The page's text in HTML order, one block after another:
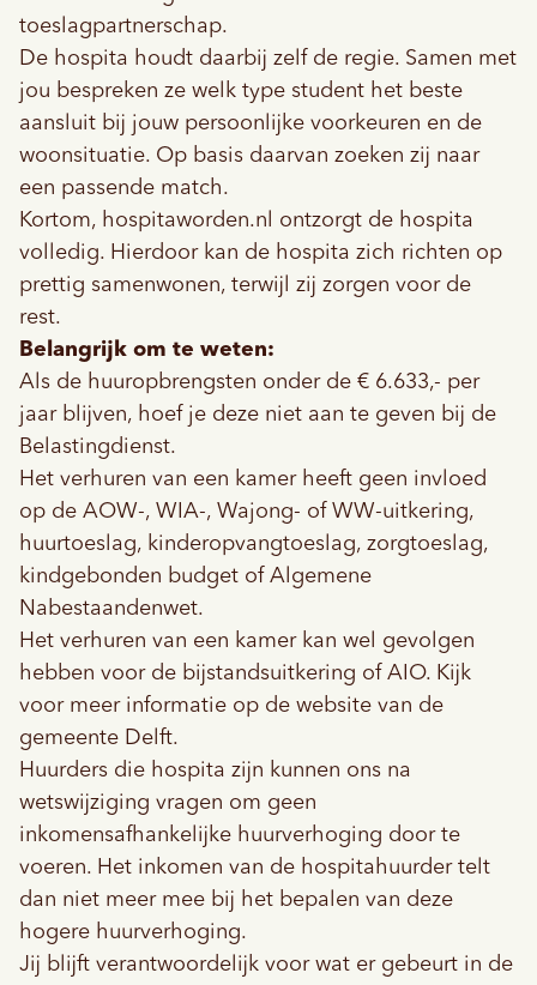
toeslagpartnerschap.
De hospita houdt daarbij zelf de regie. Samen met
jou bespreken ze welk type student het beste
aansluit bij jouw persoonlijke voorkeuren en de
woonsituatie. Op basis daarvan zoeken zij naar
een passende match.
Kortom, hospitaworden.nl
ontzorgt de hospita
volledig. Hierdoor kan de hospita zich richten op
prettig samenwonen, terwijl zij zorgen voor de
rest.
Belangrijk om te weten:
Als de huuropbrengsten onder de € 6.633,- per
jaar blijven, hoef je deze niet aan te geven bij de
Belastingdienst.
Het verhuren van een kamer heeft geen invloed
op de AOW-, WIA-, Wajong- of WW-uitkering,
huurtoeslag, kinderopvangtoeslag, zorgtoeslag,
kindgebonden budget of Algemene
Nabestaandenwet.
Het verhuren van een kamer kan wel gevolgen
hebben voor de bijstandsuitkering of AIO. Kijk
voor meer informatie op de website van de
gemeente Delft.
Huurders die hospita zijn kunnen ons na
wetswijziging vragen om geen
inkomensafhankelijke huurverhoging door te
voeren. Het inkomen van de hospitahuurder telt
dan niet meer mee bij het bepalen van deze
hogere huurverhoging.
Jij blijft verantwoordelijk voor wat er gebeurt in de